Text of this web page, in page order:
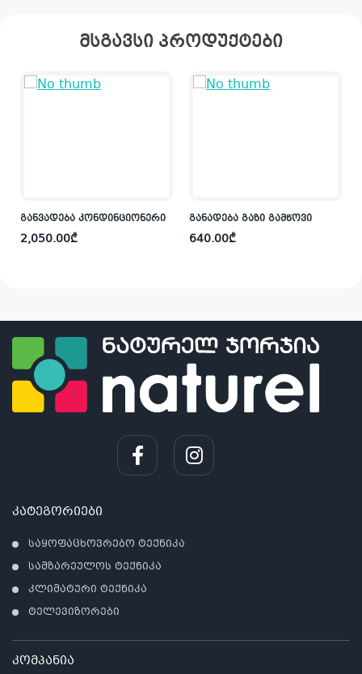
მსგავსი პროდუქტები
განვადება კონდინციონერი
2,050.00₾
განადება გაზი გამწოვი
640.00₾
კატეგორიები
საყოფაცხოვრებო ტექნიკა
სამზარეულოს ტექნიკა
კლიმატური ტექნიკა
ტელევიზორები
კომპანია